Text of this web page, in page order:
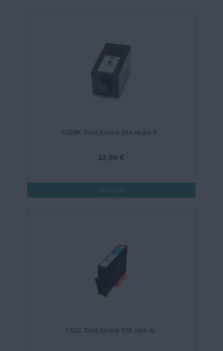
515BK Tinta EcoInk 934 negro X..
22,00 €
Ver más
515C Tinta EcoInk 935 cian XL